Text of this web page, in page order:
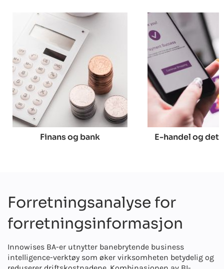
Finans og bank E-handel og
Forretningsanalyse for
forretningsinformasjon
Innowises BA-er utnytter banebrytende business
intelligence-verktøy som øker virksomheten betydelig og